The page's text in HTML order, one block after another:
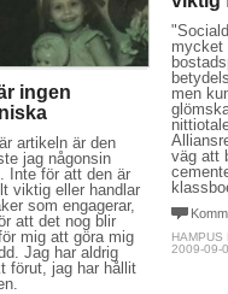
ingen
artikeln är den
jag någonsin
Inte för att den är
viktig eller handlar
som engagerar,
att det nog blir
mig att göra mig
Jag har aldrig
förut, jag har hållit
mycket
men
väg att
HAMPUS
2009-09-